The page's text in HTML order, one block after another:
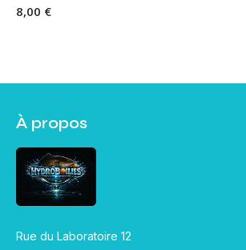
8,00 €
À propos
Rue du Laboratoire 12